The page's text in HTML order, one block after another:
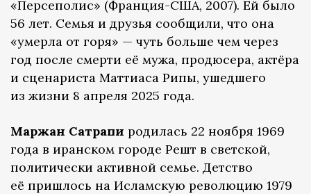
«Персеполис» (Франция-США, 2007). Ей было
56 лет. Семья и друзья сообщили, что она
«умерла от горя» — чуть больше чем через
год после смерти её мужа, продюсера, актёра
и сценариста Маттиаса Рипы, ушедшего
из жизни 8 апреля 2025 года.
Маржан Сатрапи родилась 22 ноября 1969
года в иранском городе Решт в светской,
политически активной семье. Детство
её пришлось на Исламскую революцию 1979